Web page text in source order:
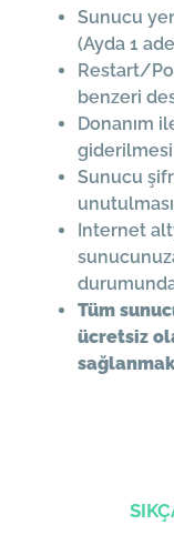
Sunucu
(Ayda 1
Restart/
benzeri
Donanım
giderilmesi
Sunucu
Internet
Tüm
ücretsiz